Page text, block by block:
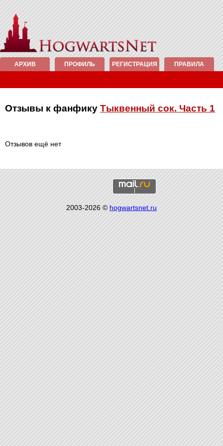
АРХИВ ПРОФИЛЬ РЕГИСТРАЦИЯ ПРАВИЛА
Отзывы к фанфику Тыквенный сок. Часть 1
Отзывов ещё нет
2003-2026 ©hogwartsnet.ru